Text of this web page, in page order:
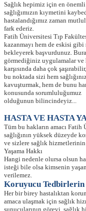
Sağlık hepimiz için en önemli
sağlığımızın kıymetini
hastalandığımız zaman
fark ederiz.
Fatih Üniversitesi Tıp
kazanmayı hem de eskisi
bekleyerek başvurdunuz.
görmediğiniz uygulamalar ve
karşısında daha çok
bu noktada sizi hem
kavuşturmak, hem de bunu
konusunda sorumluluğumuz
olduğunun bilincindeyiz...
HASTA VE HASTA
Tüm bu hakların amacı
sağlığının yüksek düzeyde
ve sizlere sağlık
Yaşama Hakkı
Hangi nedenle olursa olsun
isteği bile olsa kimsenin
verilemez.
Koruyucu Tedbirlerin
Her bir birey hastalıktan
amaca ulaşmak için sağlık
sunucularının görevi, sağlık